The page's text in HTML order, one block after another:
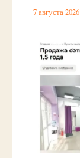
7 августа 2026